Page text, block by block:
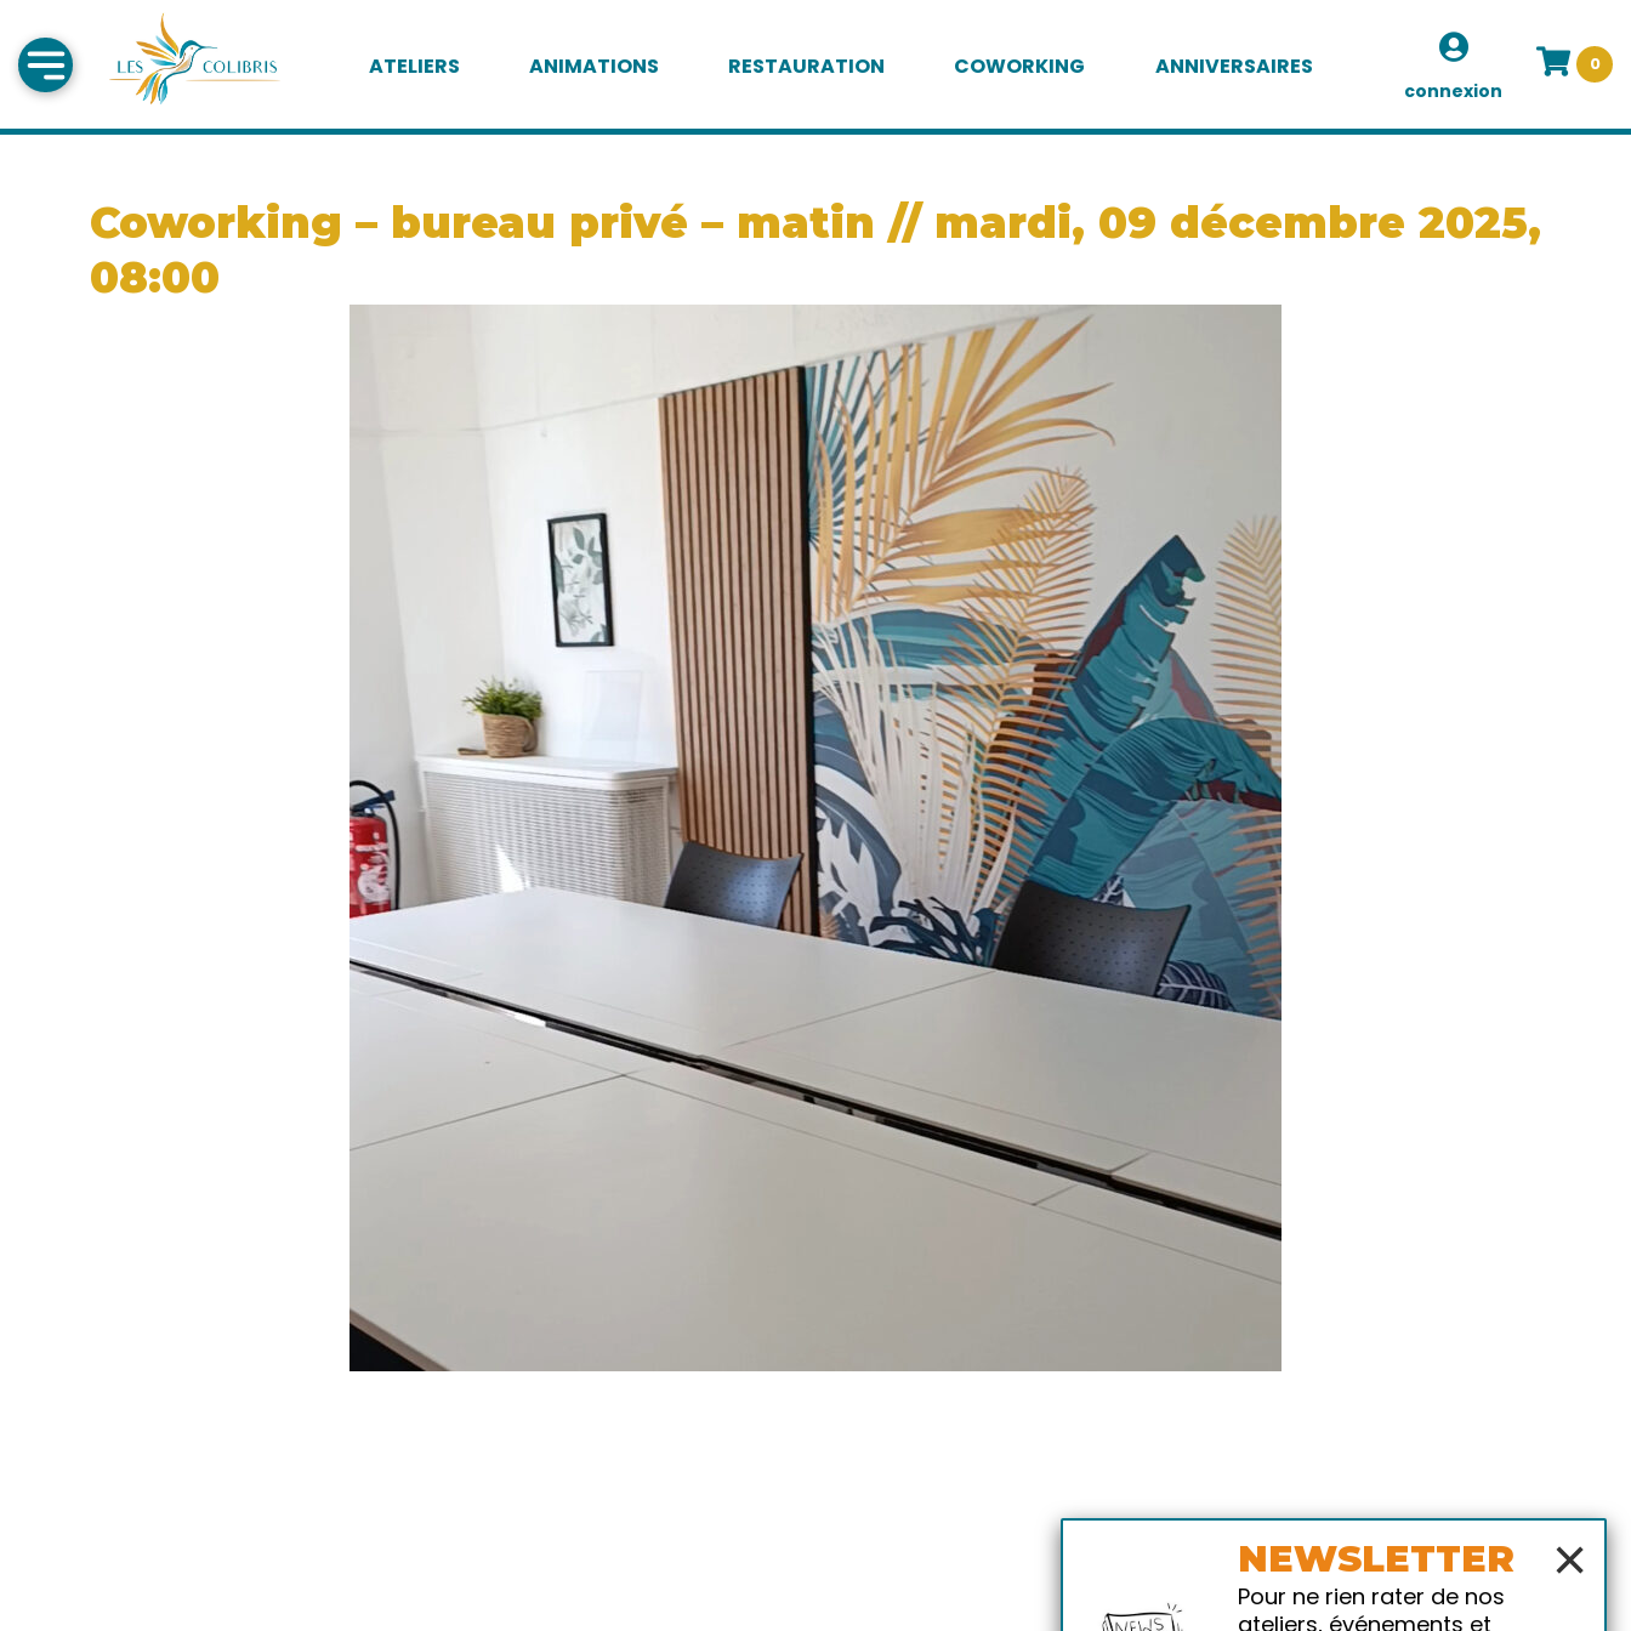
ATELIERS ANIMATIONS RESTAURATION COWORKING ANNIVERSAIRES
connexion
0
Coworking – bureau privé – matin // mardi, 09 décembre 2025,
08:00
×
NEWSLETTER
Pour ne rien rater de nos
ateliers, événements et